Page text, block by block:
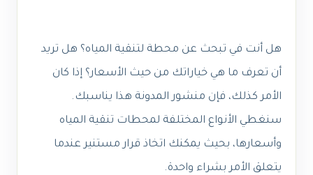
هل أنت في تبحث عن محطة لتنقية المياه؟ هل تريد
أن تعرف ما هي خياراتك من حيث الأسعار؟ إذا كان
الأمر كذلك، فإن منشور المدونة هذا يناسبك.
سنغطي الأنواع المختلفة لمحطات تنقية المياه
وأسعارها، بحيث يمكنك اتخاذ قرار مستنير عندما
يتعلق الأمر بشراء واحدة.